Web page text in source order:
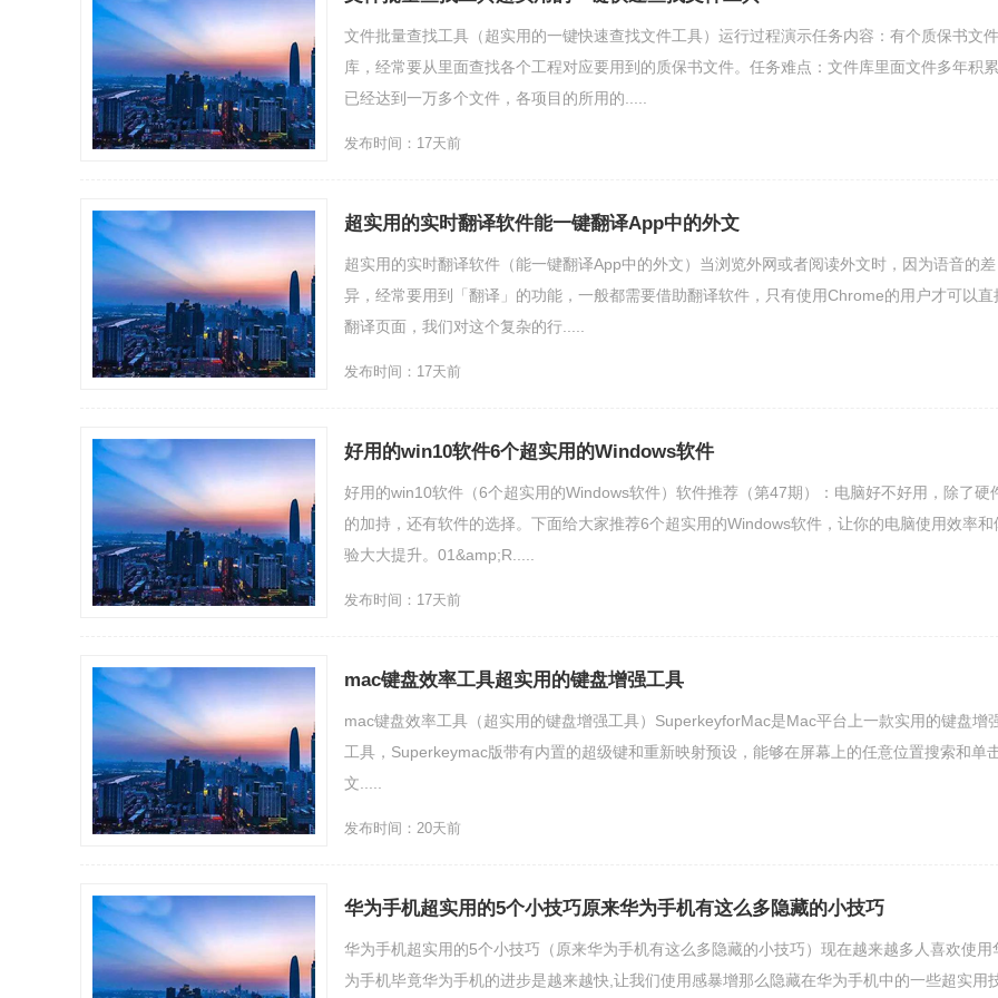
文件批量查找工具（超实用的一键快速查找文件工具）运行过程演示任务内容：有个质保书文件
库，经常要从里面查找各个工程对应要用到的质保书文件。任务难点：文件库里面文件多年积累
已经达到一万多个文件，各项目的所用的.....
发布时间：17天前
超实用的实时翻译软件能一键翻译App中的外文
超实用的实时翻译软件（能一键翻译App中的外文）当浏览外网或者阅读外文时，因为语音的差
异，经常要用到「翻译」的功能，一般都需要借助翻译软件，只有使用Chrome的用户才可以直
翻译页面，我们对这个复杂的行.....
发布时间：17天前
好用的win10软件6个超实用的Windows软件
好用的win10软件（6个超实用的Windows软件）软件推荐（第47期）：电脑好不好用，除了硬
的加持，还有软件的选择。下面给大家推荐6个超实用的Windows软件，让你的电脑使用效率和
验大大提升。01&amp;R.....
发布时间：17天前
mac键盘效率工具超实用的键盘增强工具
mac键盘效率工具（超实用的键盘增强工具）SuperkeyforMac是Mac平台上一款实用的键盘增
工具，Superkeymac版带有内置的超级键和重新映射预设，能够在屏幕上的任意位置搜索和单
文.....
发布时间：20天前
华为手机超实用的5个小技巧原来华为手机有这么多隐藏的小技巧
华为手机超实用的5个小技巧（原来华为手机有这么多隐藏的小技巧）现在越来越多人喜欢使用
为手机毕竟华为手机的进步是越来越快,让我们使用感暴增那么隐藏在华为手机中的一些超实用